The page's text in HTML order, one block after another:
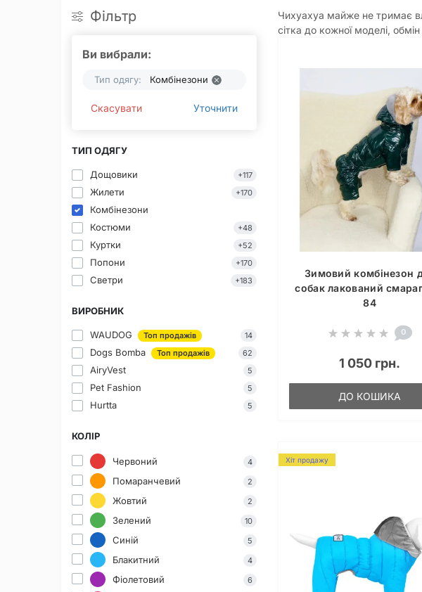
Фільтр
Ви вибрали:
Тип одягу: Комбінезони
Скасувати Уточнити
ТИП ОДЯГУ
Дощовики +117
Жилети +170
Комбінезони
Костюми
+48
Куртки +52
Попони +170
Светри +183
ВИРОБНИК
WAUDOG Топ продажів 14
Dogs Bomba Топ продажів 62
AiryVest 5
Pet Fashion 5
Hurtta 5
КОЛІР
Червоний 4
Помаранчевий 2
Жовтий 2
Зелений 10
Синій 5
Блакитний 4
Фіолетовий 6
Чихуахуа майже не тримає
сітка до кожної моделі,
Зимовий комбінезон
собак лакований
84
0
1 050 грн.
ДО КОШИКА
Хіт продажу